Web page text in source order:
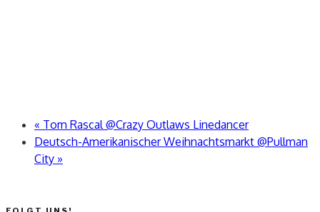
« Tom Rascal @Crazy Outlaws Linedancer
Deutsch-Amerikanischer Weihnachtsmarkt @Pullman
City »